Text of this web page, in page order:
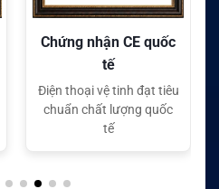
Chứng nhận FC quốc
tế
Điện thoại vệ tinh đạt tiêu
chuẩn chất lượng quốc
tế